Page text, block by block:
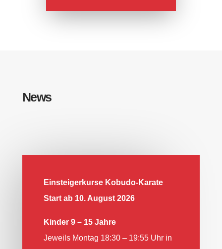
News
Einsteigerkurse Kobudo-Karate
Start ab 10. August 2026
Kinder 9 – 15 Jahre
Jeweils Montag 18:30 – 19:55 Uhr in